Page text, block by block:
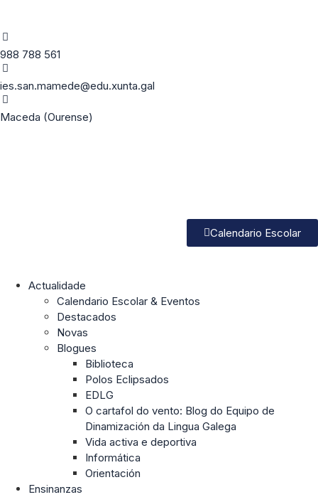
988 788 561
ies.san.mamede@edu.xunta.gal
Maceda (Ourense)
Calendario Escolar
Actualidade
Calendario Escolar & Eventos
Destacados
Novas
Blogues
Biblioteca
Polos Eclipsados
EDLG
O cartafol do vento: Blog do Equipo de
Dinamización da Lingua Galega
Vida activa e deportiva
Informática
Orientación
Ensinanzas